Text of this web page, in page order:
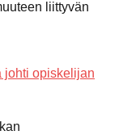
liittyvän
johti opiskelijan